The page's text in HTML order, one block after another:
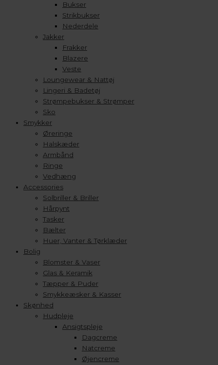
Bukser
Strikbukser
Nederdele
Jakker
Frakker
Blazere
Veste
Loungewear & Nattøj
Lingeri & Badetøj
Strømpebukser & Strømper
Sko
Smykker
Øreringe
Halskæder
Armbånd
Ringe
Vedhæng
Accessories
Solbriller & Briller
Hårpynt
Tasker
Bælter
Huer, Vanter & Tørklæder
Bolig
Blomster & Vaser
Glas & Keramik
Tæpper & Puder
Smykkeæsker & Kasser
Skønhed
Hudpleje
Ansigtspleje
Dagcreme
Natcreme
Øjencreme